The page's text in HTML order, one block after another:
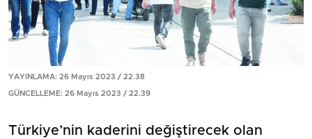
YAYINLAMA: 26 Mayıs 2023 / 22.38
GÜNCELLEME: 26 Mayıs 2023 / 22.39
Türkiye’nin kaderini değiştirecek olan